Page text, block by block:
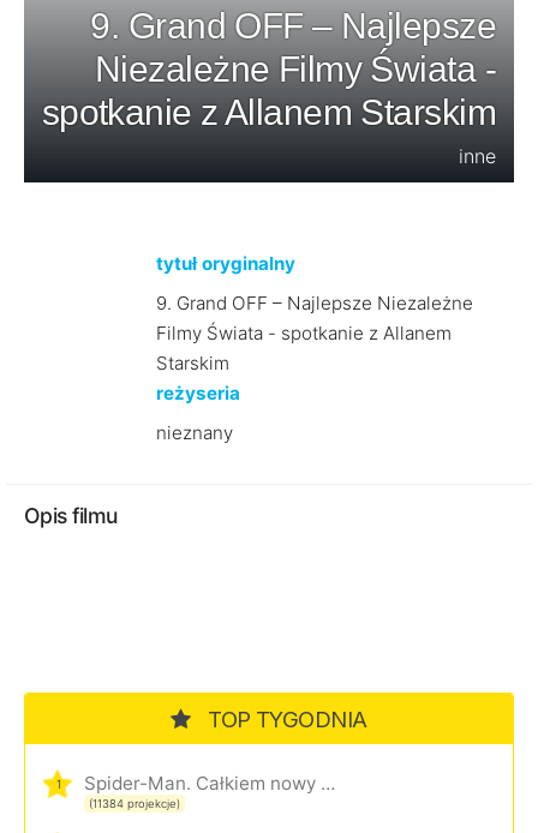
9. Grand OFF – Najlepsze
Niezależne Filmy Świata -
spotkanie z Allanem Starskim
inne
tytuł oryginalny
9. Grand OFF – Najlepsze Niezależne
Filmy Świata - spotkanie z Allanem
Starskim
reżyseria
nieznany
Opis filmu
TOP TYGODNIA
1 Spider-Man. Całkiem nowy dzień
(11384 projekcje)